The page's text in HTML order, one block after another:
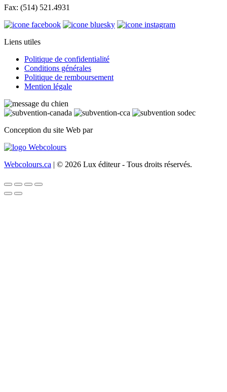
Fax: (514) 521.4931
Liens utiles
Politique de confidentialité
Conditions générales
Politique de remboursement
Mention légale
Conception du site Web par
Webcolours.ca | © 2026 Lux éditeur - Tous droits réservés.